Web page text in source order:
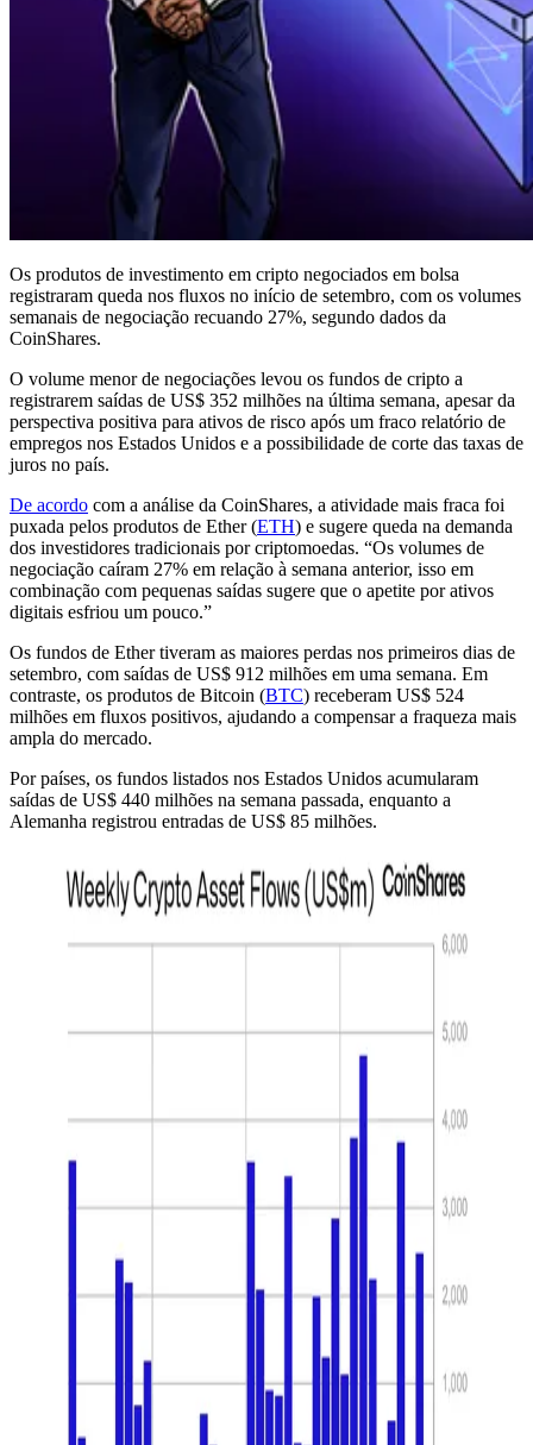
Os produtos de investimento em cripto negociados em bolsa
registraram queda nos fluxos no início de setembro, com os volumes
semanais de negociação recuando 27%, segundo dados da
CoinShares.
O volume menor de negociações levou os fundos de cripto a
registrarem saídas de US$ 352 milhões na última semana, apesar da
perspectiva positiva para ativos de risco após um fraco relatório de
empregos nos Estados Unidos e a possibilidade de corte das taxas de
juros no país.
De acordo com a análise da CoinShares, a atividade mais fraca foi
puxada pelos produtos de Ether (ETH) e sugere queda na demanda
dos investidores tradicionais por criptomoedas. “Os volumes de
negociação caíram 27% em relação à semana anterior, isso em
combinação com pequenas saídas sugere que o apetite por ativos
digitais esfriou um pouco.”
Os fundos de Ether tiveram as maiores perdas nos primeiros dias de
setembro, com saídas de US$ 912 milhões em uma semana. Em
contraste, os produtos de Bitcoin (BTC) receberam US$ 524
milhões em fluxos positivos, ajudando a compensar a fraqueza mais
ampla do mercado.
Por países, os fundos listados nos Estados Unidos acumularam
saídas de US$ 440 milhões na semana passada, enquanto a
Alemanha registrou entradas de US$ 85 milhões.